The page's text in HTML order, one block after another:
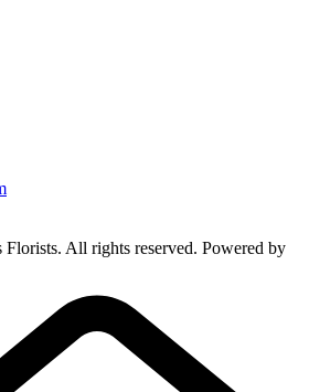
All rights reserved. Powered by